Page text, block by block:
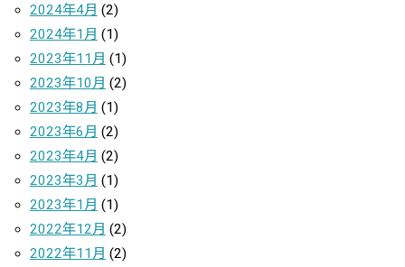
2024年4月 (2)
2024年1月 (1)
2023年11月 (1)
2023年10月 (2)
2023年8月 (1)
2023年6月 (2)
2023年4月 (2)
2023年3月 (1)
2023年1月 (1)
2022年12月 (2)
2022年11月 (2)